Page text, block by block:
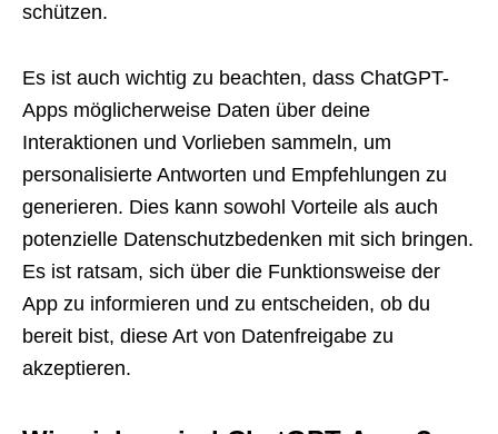
schützen.
Es ist auch wichtig zu beachten, dass ChatGPT-
Apps möglicherweise Daten über deine
Interaktionen und Vorlieben sammeln, um
personalisierte Antworten und Empfehlungen zu
generieren. Dies kann sowohl Vorteile als auch
potenzielle Datenschutzbedenken mit sich bringen.
Es ist ratsam, sich über die Funktionsweise der
App zu informieren und zu entscheiden, ob du
bereit bist, diese Art von Datenfreigabe zu
akzeptieren.